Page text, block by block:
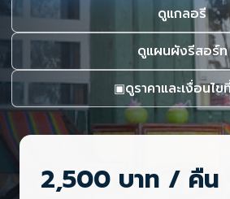
ดูแกลอรี
ดูแผนผังรีสอร์ท
▣ดูราคาและเงื่อนไ
2,500 บาท / คืน